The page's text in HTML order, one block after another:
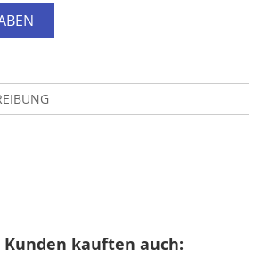
Kunden kauften auch: